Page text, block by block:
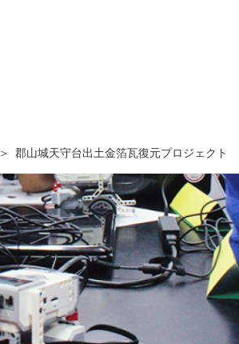
郡山城天守台出土金箔瓦復元プロジェクト